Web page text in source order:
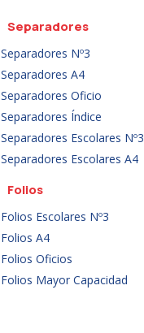
Separadores
Separadores Nº3
Separadores A4
Separadores Oficio
Separadores Índice
Separadores Escolares Nº3
Separadores Escolares A4
Folios
Folios Escolares Nº3
Folios A4
Folios Oficios
Folios Mayor Capacidad